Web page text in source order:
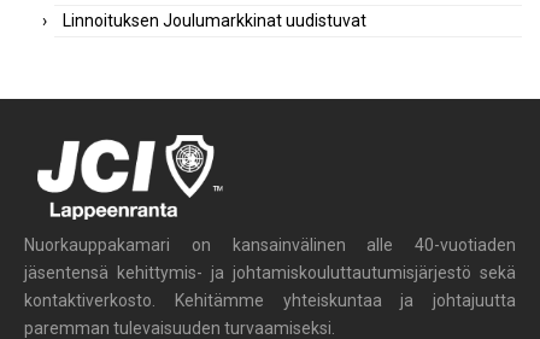
Linnoituksen Joulumarkkinat uudistuvat
Nuorkauppakamari on kansainvälinen alle 40-vuotiaden
jäsentensä kehittymis- ja johtamiskouluttautumisjärjestö sekä
kontaktiverkosto. Kehitämme yhteiskuntaa ja johtajuutta
paremman tulevaisuuden turvaamiseksi.